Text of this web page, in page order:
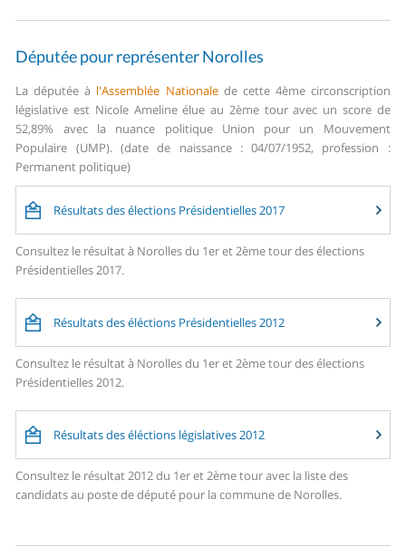
Députée pour représenter Norolles
La députée à l'Assemblée Nationalede cette 4ème circonscription
législative est Nicole Ameline élue au 2ème tour avec un score de
52,89% avec la nuance politique Union pour un Mouvement
Populaire (UMP). (date de naissance : 04/07/1952, profession :
Permanent politique)
Résultats des élections Présidentielles 2017
Consultez le résultat à Norolles du 1er et 2ème tour des élections
Présidentielles 2017.
Résultats des éléctions Présidentielles 2012
Consultez le résultat à Norolles du 1er et 2ème tour des élections
Présidentielles 2012.
Résultats des éléctions législatives 2012
Consultez le résultat 2012 du 1er et 2ème tour avec la liste des
candidats au poste de député pour la commune de Norolles.